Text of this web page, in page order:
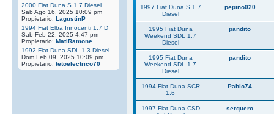
2000 Fiat Duna S 1.7 Diesel
Sab Ago 16, 2025 10:09 pm
Propietario: LagustinP
1994 Fiat Elba Innocenti 1.7 D
Sab Feb 22, 2025 4:47 pm
Propietario: MatiRamone
1992 Fiat Duna SDL 1.3 Diesel
Dom Feb 09, 2025 10:09 pm
Propietario: tetoelectrico70
1997 Fiat Duna S 1.7
Diesel
pepino020
1995 Fiat Duna
Weekend SDL 1.7
Diesel
pandito
1995 Fiat Duna
Weekend SDL 1.7
Diesel
pandito
1994 Fiat Duna SCR
1.6
Pablo74
1997 Fiat Duna CSD
serquero